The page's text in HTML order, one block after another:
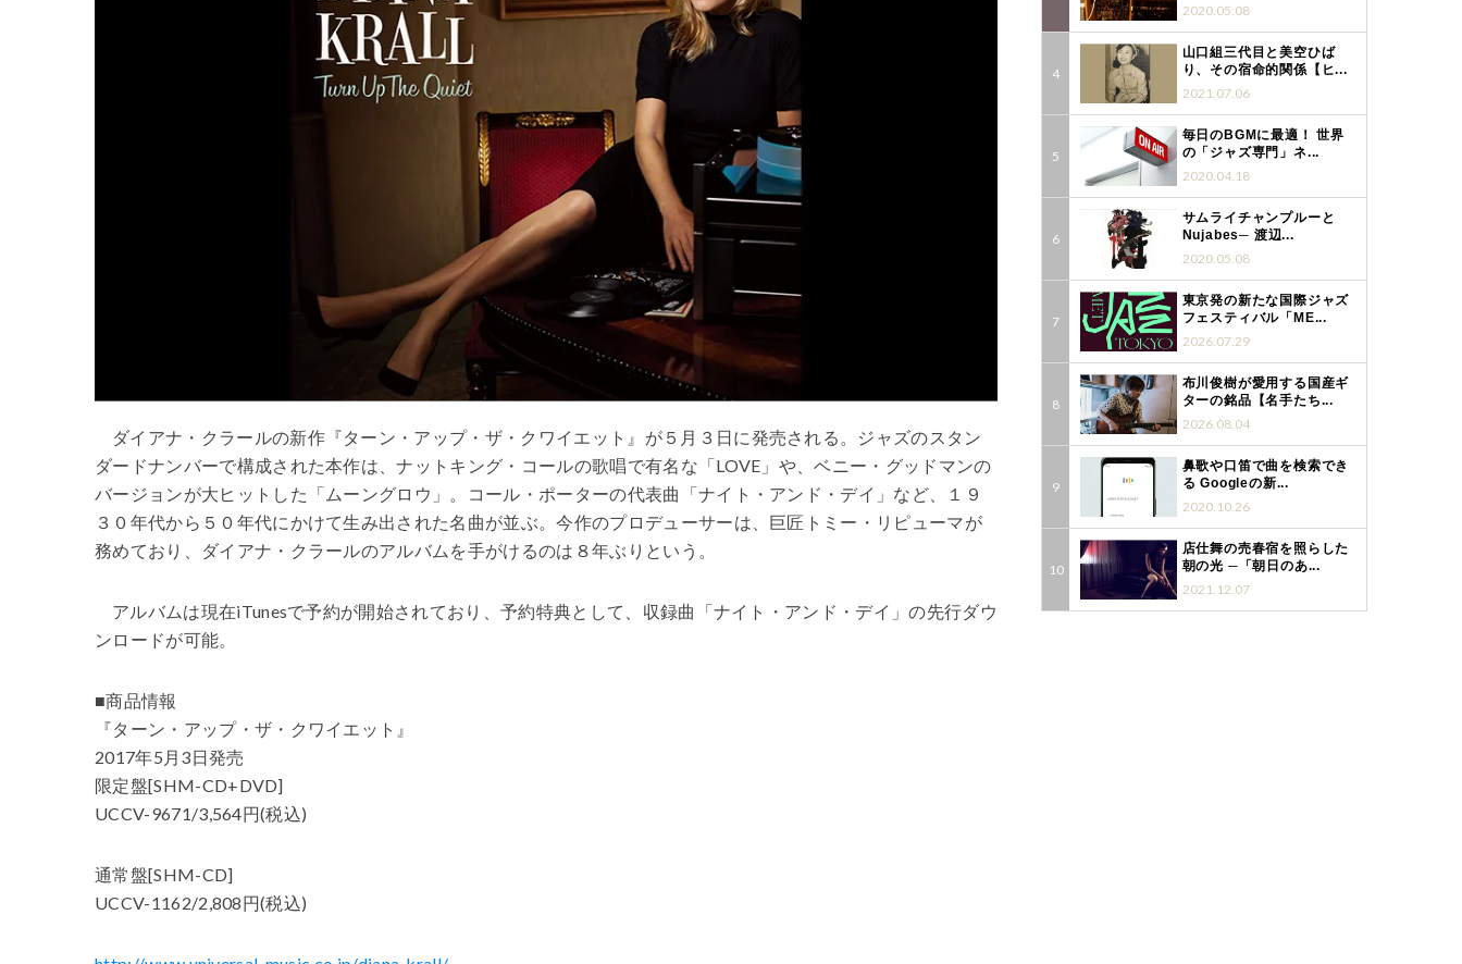
ダイアナ・クラールの新作『ターン・アップ・ザ・クワイエット』が５月３日に発売される。ジャズのスタン
ダードナンバーで構成された本作は、ナットキング・コールの歌唱で有名な「LOVE」や、ベニー・グッドマンの
バージョンが大ヒットした「ムーングロウ」。コール・ポーターの代表曲「ナイト・アンド・デイ」など、１９
３０年代から５０年代にかけて生み出された名曲が並ぶ。今作のプロデューサーは、巨匠トミー・リピューマが
務めており、ダイアナ・クラールのアルバムを手がけるのは８年ぶりという。
アルバムは現在iTunesで予約が開始されており、予約特典として、収録曲「ナイト・アンド・デイ」の先行ダウ
ンロードが可能。
■商品情報
『ターン・アップ・ザ・クワイエット』
2017年5月3日発売
限定盤[SHM-CD+DVD]
UCCV-9671/3,564円(税込)
通常盤[SHM-CD]
UCCV-1162/2,808円(税込)
2020.05.08
山口組三代目と美空ひば
り、その宿命的関係【ヒ...
2021.07.06
毎日のBGMに最適！ 世界
の「ジャズ専門」ネ...
2020.04.18
サムライチャンプルーと
Nujabes─ 渡辺...
2020.05.08
東京発の新たな国際ジャズ
フェスティバル「ME...
2026.07.29
布川俊樹が愛用する国産ギ
ターの銘品【名手たち...
2026.08.04
鼻歌や口笛で曲を検索でき
る Googleの新...
2020.10.26
店仕舞の売春宿を照らした
朝の光 ─「朝日のあ...
2021.12.07